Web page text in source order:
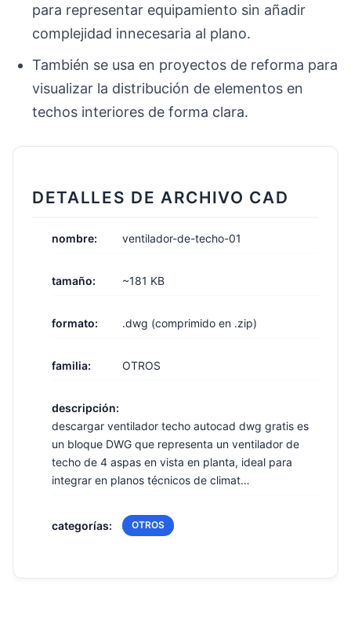
para representar equipamiento sin añadir
complejidad innecesaria al plano.
También se usa en proyectos de reforma para
visualizar la distribución de elementos en
techos interiores de forma clara.
DETALLES DE ARCHIVO CAD
nombre: ventilador-de-techo-01
tamaño: ~181 KB
formato: .dwg (comprimido en .zip)
familia: OTROS
descripción:
descargar ventilador techo autocad dwg gratis es
un bloque DWG que representa un ventilador de
techo de 4 aspas en vista en planta, ideal para
integrar en planos técnicos de climat…
categorías: OTROS